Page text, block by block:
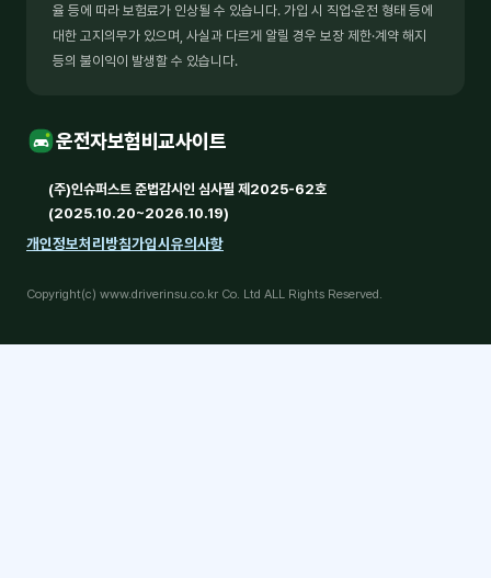
율 등에 따라 보험료가 인상될 수 있습니다. 가입 시 직업·운전 형태 등에
대한 고지의무가 있으며, 사실과 다르게 알릴 경우 보장 제한·계약 해지
등의 불이익이 발생할 수 있습니다.
운전자보험비교사이트
(주)인슈퍼스트 준법감시인 심사필 제2025-62호
(2025.10.20~2026.10.19)
개인정보처리방침가입시유의사항
Copyright(c) www.driverinsu.co.kr Co. Ltd ALL Rights Reserved.